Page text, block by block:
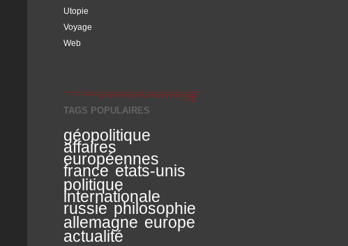
Utopie
Voyage
Web
TAGS POPULAIRES
géopolitique
affaires
européennes
france etats-unis
politique
internationale
russie philosophie
allemagne europe
actualité